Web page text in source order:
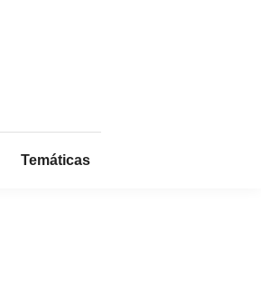
Temáticas